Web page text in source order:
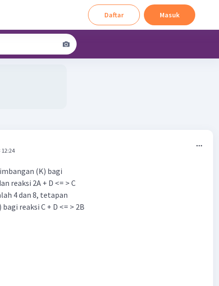
Daftar Masuk
12:24
(K) bagi
reaksi 2A + D <= > C
4 dan 8, tetapan
reaksi C + D <= > 2B